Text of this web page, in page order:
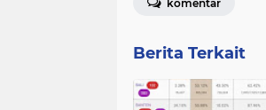
komentar
Berita Terkait